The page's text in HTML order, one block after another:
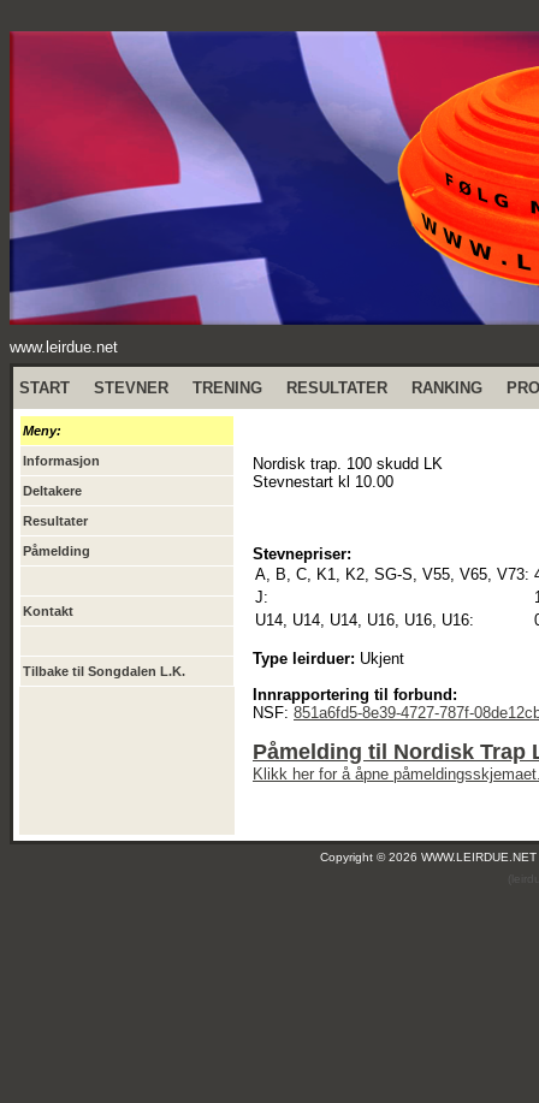
www.leirdue.net
START STEVNER TRENING RESULTATER RANKING
Meny:
Informasjon
Deltakere
Resultater
Påmelding
Kontakt
Tilbake til Songdalen L.K.
Nordisk trap. 100 skudd LK
Stevnestart kl 10.00
Stevnepriser:
A, B, C, K1, K2, SG-S, V55, V65, V73:
J:
U14, U14, U14, U16, U16, U16:
Type leirduer: Ukjent
Innrapportering til forbund:
NSF: 851a6fd5-8e39-4727-787f-
Påmelding til Nordisk Trap
Klikk her for å åpne
Copyright © 2026